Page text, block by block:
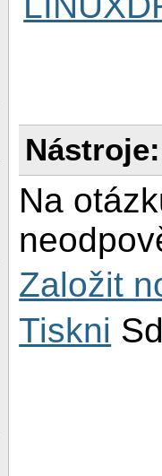
Nástroje:
Na
Založit
Tiskni